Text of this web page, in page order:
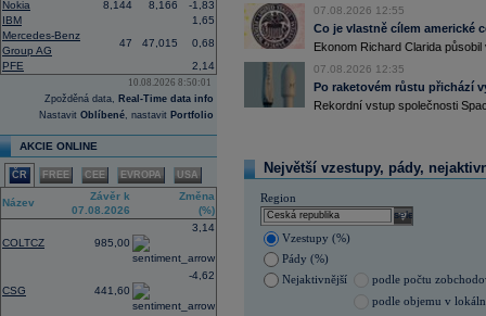
Nokia
8,144 8,166
-1,83
IBM
1,65
Mercedes-Benz
Group AG
47 47,015
0,68
PFE
2,14
10.08.2026 8:50:01
Zpožděná data, Real-Time data info
Nastavit Oblíbené, nastavit Portfolio
AKCIE ONLINE
ČR FREE CEE EVROPA USA
Název
Závěr k
07.08.2026
Změna
(%)
COLTCZ 985,00
3,14
CSG 441,60
-4,62
13:44 BAE Systems - M...
13:04 Jedna z největších světových
procent v novém provozovateli
Nový společný podnik založí s
Bestsport O2 arenu a O2
investiční společnost, PPF dosud
12:09 Akciové podílové fondy za prvních
11:43 Novo Nordisk -...
procent v novém provozovateli
Nový společný podnik založí s
Bestsport O2 arenu a O2
investiční společnost, PPF dosud
07.08.2026 12:55
Co je vlastně cílem americké
Ekonom Richard Clarida
07.08.2026 12:35
Po raketovém růstu přichází
Rekordní vstup společnosti
Největší vzestupy, pády,
Region
select
Vzestupy (%)
Pády (%)
Nejaktivnější
podle počtu
podle objemu v